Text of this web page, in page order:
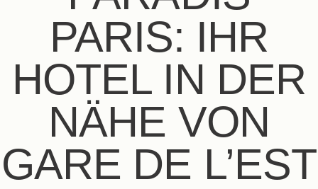
PARIS: IHR
HOTEL IN DER
NÄHE VON
GARE DE L’EST